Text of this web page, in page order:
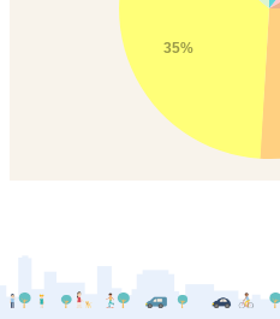
35%